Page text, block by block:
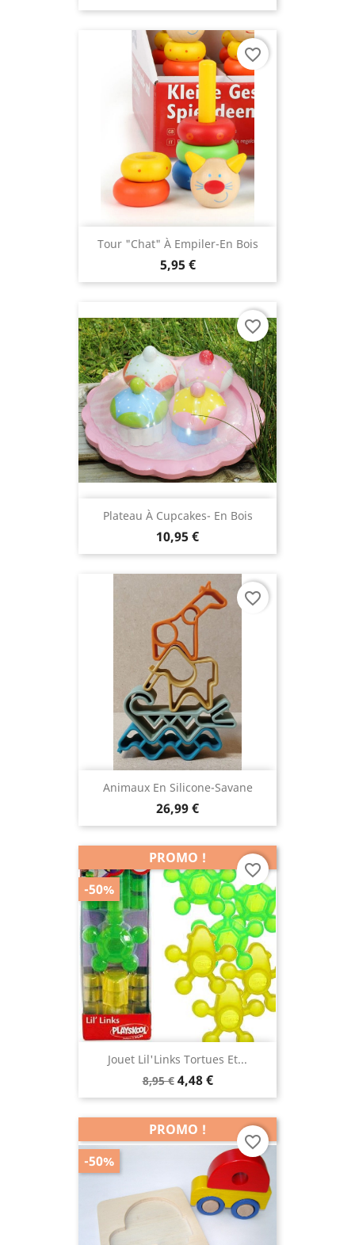
Tour "Chat" À Empiler-En Bois
5,95 €
favorite_border
Plateau À Cupcakes- En Bois
10,95 €
favorite_border
Animaux En Silicone-Savane
26,99 €
favorite_border
Jouet Lil'Links Tortues Et...
8,95 € 4,48 €
PROMO !
-50%
favorite_border
PROMO !
-50%
favorite_border